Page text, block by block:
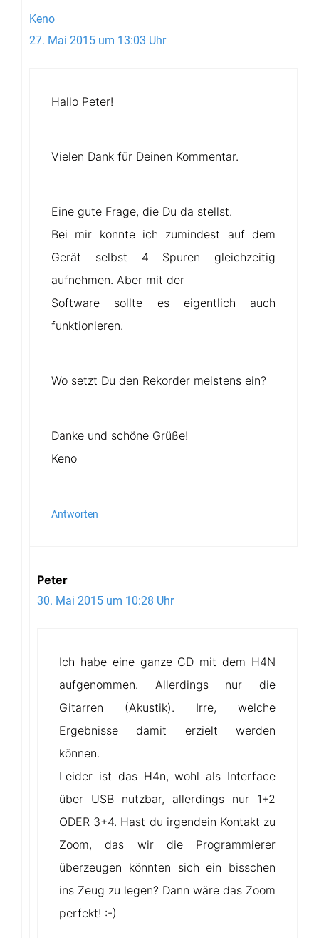
Keno
27. Mai 2015 um 13:03 Uhr
Hallo Peter!
Vielen Dank für Deinen Kommentar.
Eine gute Frage, die Du da stellst.
Bei mir konnte ich zumindest auf dem
Gerät selbst 4 Spuren gleichzeitig
aufnehmen. Aber mit der
Software sollte es eigentlich auch
funktionieren.
Wo setzt Du den Rekorder meistens ein?
Danke und schöne Grüße!
Keno
Antworten
Peter
30. Mai 2015 um 10:28 Uhr
Ich habe eine ganze CD mit dem H4N
aufgenommen. Allerdings nur die
Gitarren (Akustik). Irre, welche
Ergebnisse damit erzielt werden
können.
Leider ist das H4n, wohl als Interface
über USB nutzbar, allerdings nur 1+2
ODER 3+4. Hast du irgendein Kontakt zu
Zoom, das wir die Programmierer
überzeugen könnten sich ein bisschen
ins Zeug zu legen? Dann wäre das Zoom
perfekt! :-)